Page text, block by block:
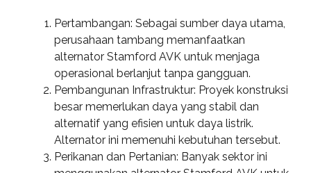
Pertambangan: Sebagai sumber daya utama,
perusahaan tambang memanfaatkan
alternator Stamford AVK untuk menjaga
operasional berlanjut tanpa gangguan.
Pembangunan Infrastruktur: Proyek konstruksi
besar memerlukan daya yang stabil dan
alternatif yang efisien untuk daya listrik.
Alternator ini memenuhi kebutuhan tersebut.
Perikanan dan Pertanian: Banyak sektor ini